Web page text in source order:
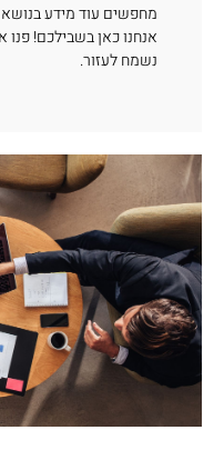
מחפשים עוד מידע בנושא
אנחנו כאן בשבילכם!
נשמח לעזור.